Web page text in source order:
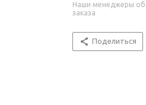
Наши менеджеры
заказа
Поделиться